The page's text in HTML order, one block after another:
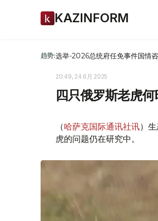
KAZINFORM
趋势:选举-2026总统府任免事件国情
20:49, 24 6月 2025
四只俄罗斯老虎
（哈萨克国际通讯社讯）
虎的问题仍在研究中。